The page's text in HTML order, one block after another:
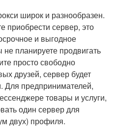
широк и разнообразен.
приобрести сервер, это
и выгодное
планируете продвигать
просто свободно
друзей, сервер будет
предпринимателей,
товары и услуги,
один сервер для
двух) профиля.